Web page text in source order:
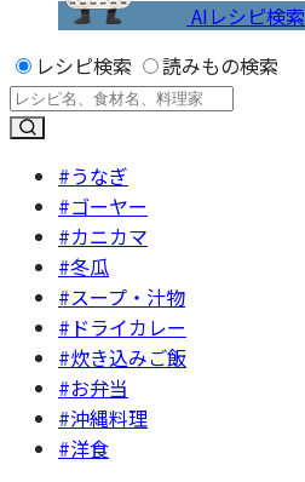
AIレシピ検索
レシピ検索
読みもの検索
#うなぎ
#ゴーヤー
#カニカマ
#冬瓜
#スープ・汁物
#ドライカレー
#炊き込みご飯
#お弁当
#沖縄料理
#洋食